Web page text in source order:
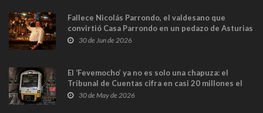
Fallece Nicolás Parrondo, el valdesano que
convirtió Casa Parrondo en un pedazo de Asturias
en Madrid
30 de Jun de 2026
El ‘Fevemocho’ ya no es solo una chapuza: el
Tribunal de Cuentas cifra en casi 20 millones el
sobrecoste de los trenes que no cabían por los
30 de May de 2026